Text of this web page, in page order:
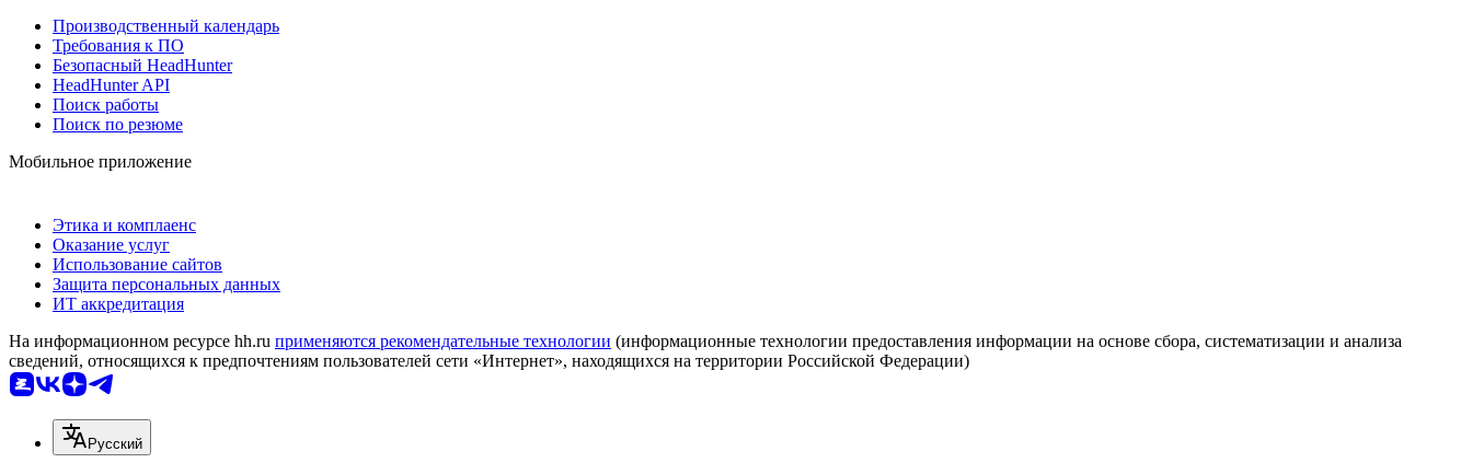
Производственный календарь
Требования к ПО
Безопасный HeadHunter
HeadHunter API
Поиск работы
Поиск по резюме
Мобильное приложение
Этика и комплаенс
Оказание услуг
Использование сайтов
Защита персональных данных
ИТ аккредитация
На информационном ресурсе hh.ru применяются рекомендательные технологии (информационные технологии предоставления информации на основе сбора, систематизации и анализа
сведений, относящихся к предпочтениям пользователей сети «Интернет», находящихся на территории Российской Федерации)
Русский